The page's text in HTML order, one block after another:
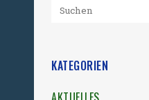
KATEGORIEN